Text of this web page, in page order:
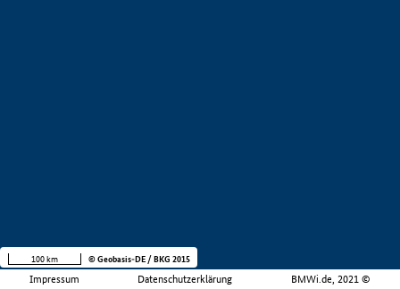
Impressum Datenschutzerklärung BMWi.de, 2021 ©
100 km © Geobasis-DE / BKG 2015